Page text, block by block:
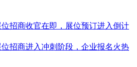
位招商收官在即，展位预订进入倒计
位招商进入冲刺阶段，企业报名火热